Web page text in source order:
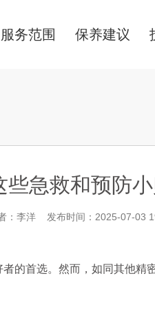
服务范围 保养建议
急救和预防
：李洋 发布时间：2025-07-03
首选。然而，如同其他精